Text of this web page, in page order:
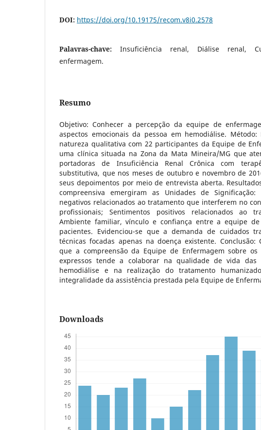
DOI: https://doi.org/10.19175/recom.v8i0.2578
Palavras-chave: Insuficiência renal, Diálise renal,
enfermagem.
Resumo
Objetivo: Conhecer a percepção da equipe de
aspectos emocionais da pessoa em hemodiálise. Método:
natureza qualitativa com 22 participantes da Equipe de
uma clínica situada na Zona da Mata Mineira/MG que
portadoras de Insuficiência Renal Crônica com
substitutiva, que nos meses de outubro e novembro de
seus depoimentos por meio de entrevista aberta.
compreensiva emergiram as Unidades de Significação:
negativos relacionados ao tratamento que interferem no
profissionais; Sentimentos positivos relacionados ao
Ambiente familiar, vínculo e confiança entre a equipe
pacientes. Evidenciou-se que a demanda de cuidados
técnicas focadas apenas na doença existente. Conclusão:
que a compreensão da Equipe de Enfermagem sobre os
expressos tende a colaborar na qualidade de vida das
hemodiálise e na realização do tratamento
integralidade da assistência prestada pela Equipe de
Downloads